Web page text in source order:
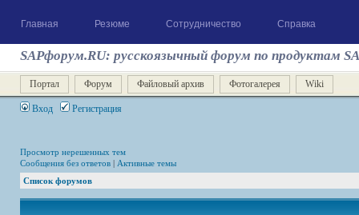
Главная Резюме Сотрудничество Справка
SAPфорум.RU: русскоязычный форум по продуктам
Портал Форум Файловый архив Фотогалерея Wiki
Вход Регистрация
Просмотр нерешенных тем
Сообщения без ответов | Активные темы
Список форумов